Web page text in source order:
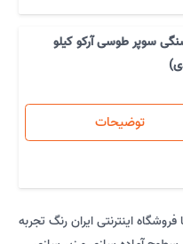
سوپر طوسی آرکو کیلو
توضیحات
اینترنتی ایران رنگ تجربه